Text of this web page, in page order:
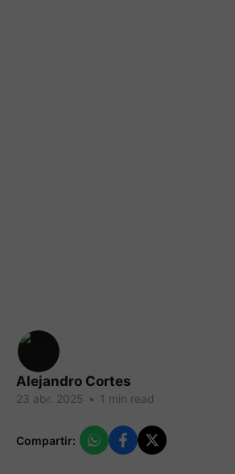
Alejandro Cortes
23 abr. 2025 • 1 min read
Compartir: